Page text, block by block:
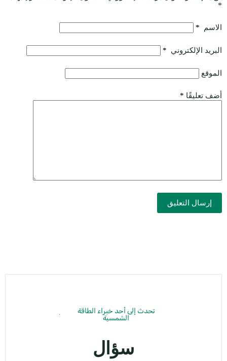
*
الاسم *
البريد الإلكتروني *
الموقع
أضف تعليقًا *
إرسال التعليق
تحدث إلى أحد خبراء الطاقة
الشمسية
سؤال